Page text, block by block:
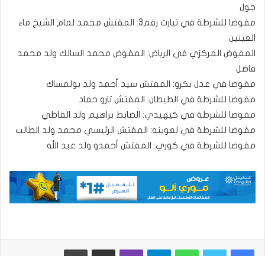
جول
مفوضا للشرطة في تيارت رقم3: المفتش محمد لمام الشيخ ماء
العينين
المفوض المركزي في الرياض: المفوض محمد السالك ولد محمد
فاضل
مفوضا في عدل بكرو: المفتش سيد أحمد ولد بولمساك
مفوضا للشرطة في الطيطان: المفتش تارو حماد
مفوضا للشرطة في كيهيدي: الضابط براهيم ولد القاظي
مفوضا للشرطة في لعوينه: المفتش الرئيسي محمد ولد الطالب
مفوضا للشرطة في كوري: المفتش أحمدو ولد عبد الله
واتساب تيلقرام ڤايبر مشاركة عبر البريد طباعة